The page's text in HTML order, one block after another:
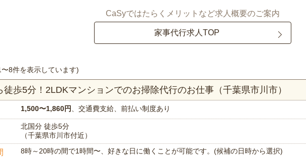
CaSyではたらくメリットなど求人概要のご案内
家事代行求人TOP
8件を表示しています)
徒歩5分！2LDKマンションでのお掃除代行のお仕事（千葉県市川市）
1,500〜1,860円 、交通費支給、前払い制度あり
北国分 徒歩5分
（千葉県市川市付近）
8時～20時の間で1時間〜、好きな日に働くことが可能です。(候補の日時から選択)